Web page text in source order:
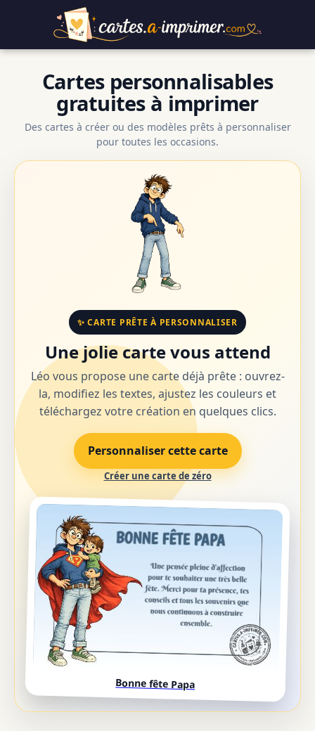
Cartes personnalisables
gratuites à imprimer
Des cartes à créer ou des modèles prêts à personnaliser
pour toutes les occasions.
✨ CARTE PRÊTE À PERSONNALISER
Une jolie carte vous attend
Léo vous propose une carte déjà prête : ouvrez-
la, modifiez les textes, ajustez les couleurs et
téléchargez votre création en quelques clics.
Personnaliser cette carte
Créer une carte de zéro
Bonne fête Papa